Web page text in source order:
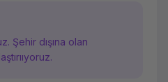
Şehir dışına olan